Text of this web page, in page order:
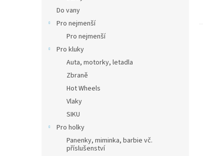
Do vany
Pro nejmenší
Pro nejmenší
Pro kluky
Auta, motorky, letadla
Zbraně
Hot Wheels
Vlaky
SIKU
Pro holky
Panenky, miminka, barbie vč.
příslušenství